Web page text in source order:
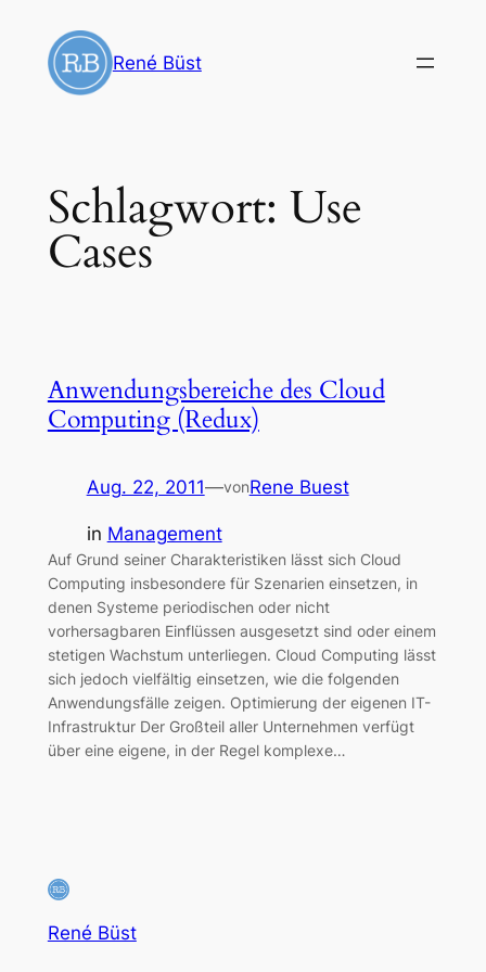
Inhalt
springen
René Büst
Schlagwort: Use
Cases
Anwendungsbereiche des Cloud
Computing (Redux)
Aug. 22, 2011—vonRene Buest
in Management
Auf Grund seiner Charakteristiken lässt sich Cloud
Computing insbesondere für Szenarien einsetzen, in
denen Systeme periodischen oder nicht
vorhersagbaren Einflüssen ausgesetzt sind oder einem
stetigen Wachstum unterliegen. Cloud Computing lässt
sich jedoch vielfältig einsetzen, wie die folgenden
Anwendungsfälle zeigen. Optimierung der eigenen IT-
Infrastruktur Der Großteil aller Unternehmen verfügt
über eine eigene, in der Regel komplexe…
René Büst